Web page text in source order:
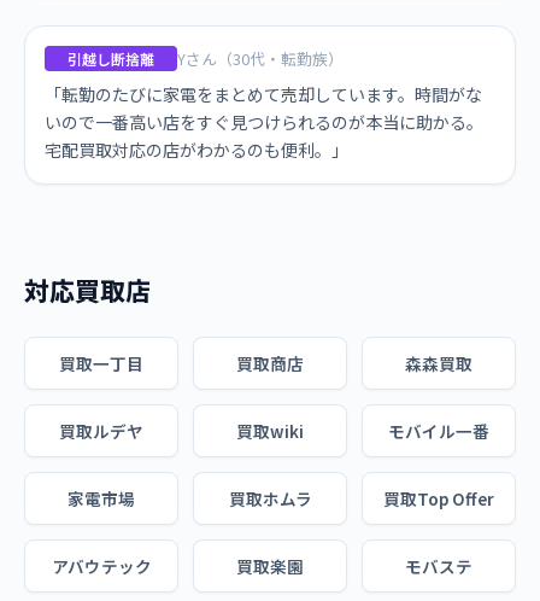
引越し断捨離 Yさん（30代・転勤族）
「転勤のたびに家電をまとめて売却しています。時間がな
いので一番高い店をすぐ見つけられるのが本当に助かる。
宅配買取対応の店がわかるのも便利。」
対応買取店
買取一丁目 買取商店 森森買取
買取ルデヤ 買取wiki モバイル一番
家電市場 買取ホムラ 買取Top Offer
アバウテック 買取楽園 モバステ